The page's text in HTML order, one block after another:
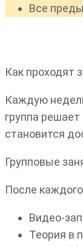
Все
Как проходят
Каждую
группа
становится
Групповые
После
Видео-
Теория в